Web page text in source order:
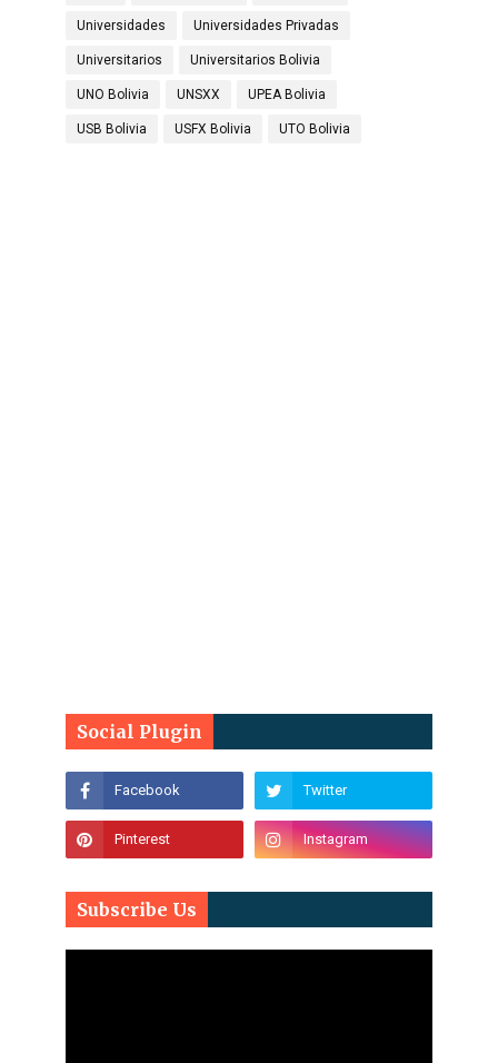
Universidades Universidades Privadas
Universitarios Universitarios Bolivia
UNO Bolivia UNSXX UPEA Bolivia
USB Bolivia USFX Bolivia UTO Bolivia
Social Plugin
Subscribe Us